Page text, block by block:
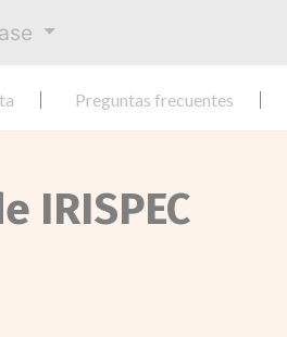
Preguntas frecuentes
IRISPEC